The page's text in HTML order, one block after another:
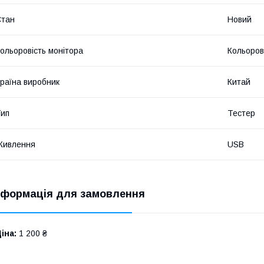
Новий
монітора
виробник Китай
Тестер
USB
для замовлення
1 200 ₴